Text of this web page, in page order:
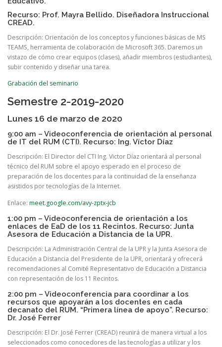
Recurso: Prof. Mayra Bellido. Diseñadora Instruccional
CREAD.
Descripción: Orientación de los conceptos y funciones básicas de MS
TEAMS, herramienta de colaboración de Microsoft 365. Daremos un
vistazo de cómo crear equipos (clases), añadir miembros (estudiantes),
subir contenido y diseñar una tarea.
Grabación del seminario
Semestre 2-2019-2020
Lunes 16 de marzo de 2020
9:00 am – Videoconferencia de orientación al personal
de IT del RUM (CTI). Recurso: Ing. Víctor Díaz
Descripción: El Director del CTI Ing. Victor Díaz orientará al personal
técnico del RUM sobre el apoyo esperado en el proceso de
preparación de los docentes para la continuidad de la enseñanza
asistidos por tecnologías de la Internet.
Enlace: meet.google.com/avy-zptx-jcb
1:00 pm – Videoconferencia de orientación a los
enlaces de EaD de los 11 Recintos. Recurso: Junta
Asesora de Educación a Distancia de la UPR.
Descripción: La Administración Central de la UPR y la Junta Asesora de
Educación a Distancia del Presidente de la UPR, orientará y ofrecerá
recomendaciones al Comité Representativo de Educación a Distancia
con representación de los 11 Recintos.
2:00 pm – Videoconferencia para coordinar a los
recursos que apoyarán a los docentes en cada
decanato del RUM. “Primera línea de apoyo”. Recurso:
Dr. José Ferrer
Descripción: El Dr. José Ferrer (CREAD) reunirá de manera virtual a los
seleccionados como conocedores de las tecnologías a utilizar y los